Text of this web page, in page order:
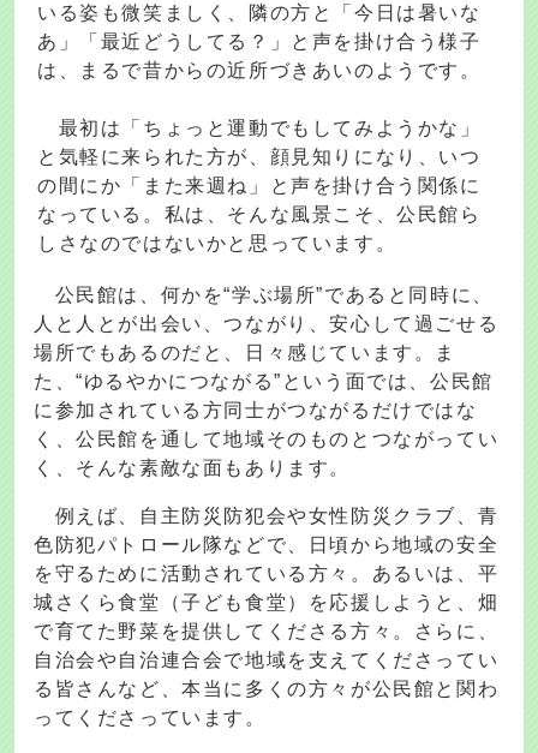
いる姿も微笑ましく、隣の方と「今日は暑いな
あ」「最近どうしてる？」と声を掛け合う様子
は、まるで昔からの近所づきあいのようです。
最初は「ちょっと運動でもしてみようかな」
と気軽に来られた方が、顔見知りになり、いつ
の間にか「また来週ね」と声を掛け合う関係に
なっている。私は、そんな風景こそ、公民館ら
しさなのではないかと思っています。
公民館は、何かを“学ぶ場所”であると同時に、
人と人とが出会い、つながり、安心して過ごせる
場所でもあるのだと、日々感じています。ま
た、“ゆるやかにつながる”という面では、公民館
に参加されている方同士がつながるだけではな
く、公民館を通して地域そのものとつながってい
く、そんな素敵な面もあります。
例えば、自主防災防犯会や女性防災クラブ、青
色防犯パトロール隊などで、日頃から地域の安全
を守るために活動されている方々。あるいは、平
城さくら食堂（子ども食堂）を応援しようと、畑
で育てた野菜を提供してくださる方々。さらに、
自治会や自治連合会で地域を支えてくださってい
る皆さんなど、本当に多くの方々が公民館と関わ
ってくださっています。